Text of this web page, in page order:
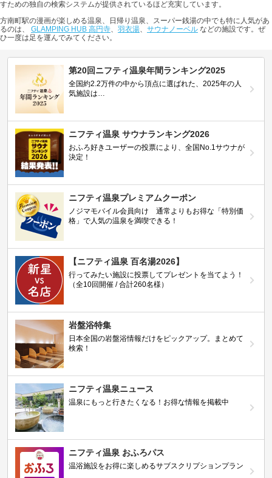
すための独自の検索システムが提供されているほど充実しています。
方南町駅の漫画が楽しめる温泉、日帰り温泉、スーパー銭湯の中でも特に人気があ
るのは、 GLAMPING HUB 高円寺 羽衣湯 サウナノーベル などの施設です。ぜ
ひ一度は足を運んでみてください。
第20回ニフティ温泉年間ランキング2025
全国約2.2万件の中から頂点に選ばれた、2025年の人
気施設は…
ニフティ温泉 サウナランキング2026
おふろ好きユーザーの投票により、全国No.1サウナが
決定！
ニフティ温泉プレミアムクーポン
ノジマモバイル会員向け 通常よりもお得な「特別価
格」で人気の温泉を満喫できる！
【ニフティ温泉 百名湯2026】
行ってみたい施設に投票してプレゼントを当てよう！
（全10回開催 / 合計260名様）
岩盤浴特集
日本全国の岩盤浴情報だけをピックアップ。まとめて
検索！
ニフティ温泉ニュース
温泉にもっと行きたくなる！お得な情報を掲載中
ニフティ温泉 おふろパス
温浴施設をお得に楽しめるサブスクリプションプラン